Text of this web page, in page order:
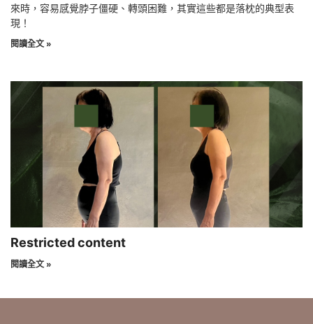
來時，容易感覺脖子僵硬、轉頭困難，其實這些都是落枕的典型表
現！
閱讀全文 »
Restricted content
閱讀全文 »